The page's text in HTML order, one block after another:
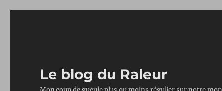
Le blog du Raleur